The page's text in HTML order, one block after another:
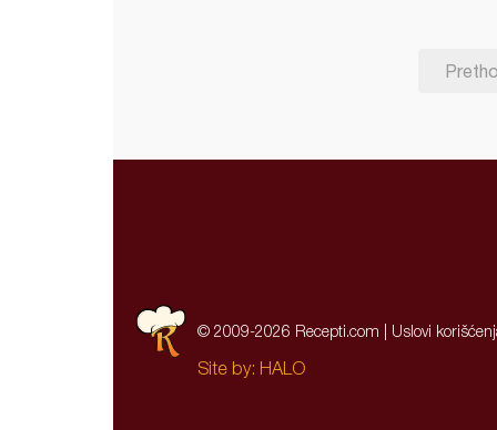
© 2009-2026 Recepti.com | Uslovi
Site by: HALO